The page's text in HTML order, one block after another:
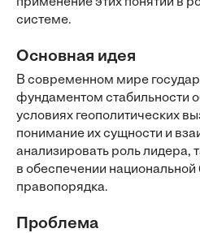
системе.
Основная идея
В современном мире
фундаментом стабильности
условиях геополитических
понимание их сущности и
анализировать роль лидера,
в обеспечении национальной
правопорядка.
Проблема